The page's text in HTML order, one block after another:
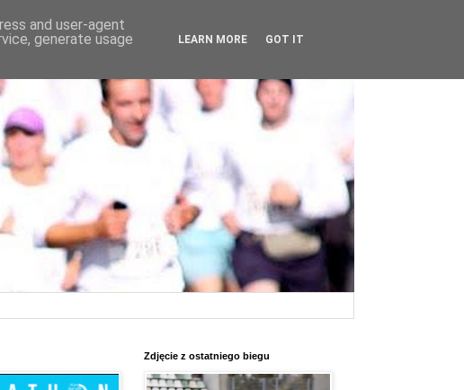
Zdjęcie z ostatniego biegu
and user-agent
generate usage
LEARN MORE GOT IT